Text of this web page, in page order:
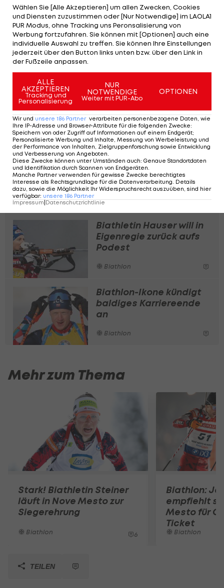
einer Hypothek in ihre Rennen.
Das ÖSV-Quartett liegt lange auf Rang zwölf,
Schlussläufer Komatz kann sich zumindest noch
um einen Platz verbessern.
Biathlon: Starker Auftakt
für ÖSV-Asse in der
Single-Mixed
Biathlon
ÖSV-Check! Das große
Comeback des Felix
Leitner?
Biathlon
Biathletin Hauser will in
Eigenregie zurück aufs
Podest
Biathlon
Biathlon-Ikone kündigt
baldiges Karriereende
an
Biathlon
Mehr zum Thema
Stark! Biathletin Steiner
läuft in Nove Mesto zur
Siegerehrung
Biathlon 6
Biathlon:
empfiehlt
Mesto für
Ticket
Biathlon
TEILEN
Wählen Sie [Alle Akzeptieren] um allen Zwecken, Cookies
und Diensten zuzustimmen oder [Nur Notwendige] im LAOLA1
PUR Modus, ohne Tracking uns Peronsalisierung von
Werbung fortzufahren. Sie können mit [Optionen] auch eine
individuelle Auswahl zu treffen. Sie können Ihre Einstellungen
jederzeit über den Button links unten bzw. über den Link in
der Fußzeile anpassen.
ALLE
AKZEPTIEREN
Tracking und
Personalisierung
NUR
NOTWENDIGE
Weiter mit PUR-Abo
OPTIONEN
Wir und unsere 186 Partner verarbeiten personenbezogene Daten, wie
Ihre IP-Adresse und Browser-Attribute für die folgenden Zwecke:
Speichern von oder Zugriff auf Informationen auf einem Endgerät;
Personalisierte Werbung und Inhalte, Messung von Werbeleistung und
der Performance von Inhalten, Zielgruppenforschung sowie Entwicklung
und Verbesserung von Angeboten.
Diese Zwecke können unter Umständen auch: Genaue Standortdaten
und Identifikation durch Scannen von Endgeräten.
Manche Partner verwenden für gewisse Zwecke berechtigtes
Interesse als Rechtsgrundlage für die Datenverarbeitung. Details
dazu, sowie die Möglichkeit Ihr Widerspruchsrecht auszuüben, sind hier
verfügbar: unsere 186 Partner
Impressum Datenschutzrichtlinie